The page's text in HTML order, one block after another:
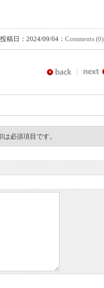
投稿日：2024/09/04： Comments (0)
必須項目です。